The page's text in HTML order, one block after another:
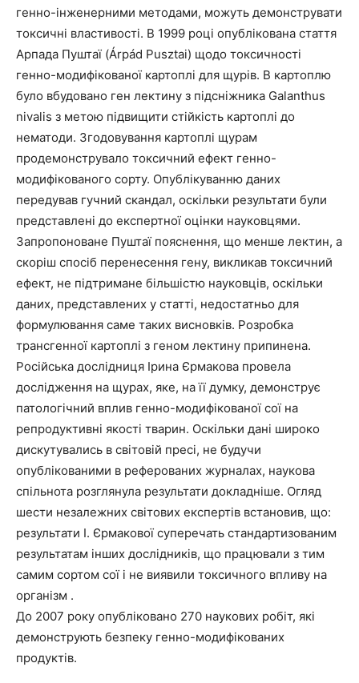
генно-інженерними методами, можуть демонструвати
токсичні властивості. В 1999 році опублікована стаття
Арпада Пуштаї (Árpád Pusztai) щодо токсичності
генно-модифікованої картоплі для щурів. В картоплю
було вбудовано ген лектину з підсніжника Galanthus
nivalis з метою підвищити стійкість картоплі до
нематоди. Згодовування картоплі щурам
продемонструвало токсичний ефект генно-
модифікованого сорту. Опублікуванню даних
передував гучний скандал, оскільки результати були
представлені до експертної оцінки науковцями.
Запропоноване Пуштаї пояснення, що менше лектин, а
скоріш спосіб перенесення гену, викликав токсичний
ефект, не підтримане більшістю науковців, оскільки
даних, представлених у статті, недостатньо для
формулювання саме таких висновків. Розробка
трансгенної картоплі з геном лектину припинена.
Російська дослідниця Ірина Єрмакова провела
дослідження на щурах, яке, на її думку, демонструє
патологічний вплив генно-модифікованої сої на
репродуктивні якості тварин. Оскільки дані широко
дискутувались в світовій пресі, не будучи
опублікованими в реферованих журналах, наукова
спільнота розглянула результати докладніше. Огляд
шести незалежних світових експертів встановив, що:
результати І. Єрмакової суперечать стандартизованим
результатам інших дослідників, що працювали з тим
самим сортом сої і не виявили токсичного впливу на
організм .
До 2007 року опубліковано 270 наукових робіт, які
демонструють безпеку генно-модифікованих
продуктів.